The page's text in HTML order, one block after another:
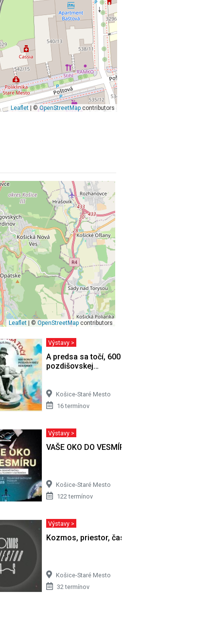
Leaflet| ©OpenStreetMapcontributors
Leaflet | ©OpenStreetMap contributors
Výstavy >
A predsa sa točí, 600 rokov
pozdišovskej…
Košice-Staré Mesto
16 termínov
Výstavy >
VAŠE OKO DO VESMÍRU
Košice-Staré Mesto
122 termínov
Výstavy >
Kozmos, priestor, čas
Košice-Staré Mesto
32 termínov